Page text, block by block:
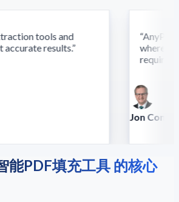
tools and
results.”
where
require
Jon Conradt
能PDF填充工具 的核心